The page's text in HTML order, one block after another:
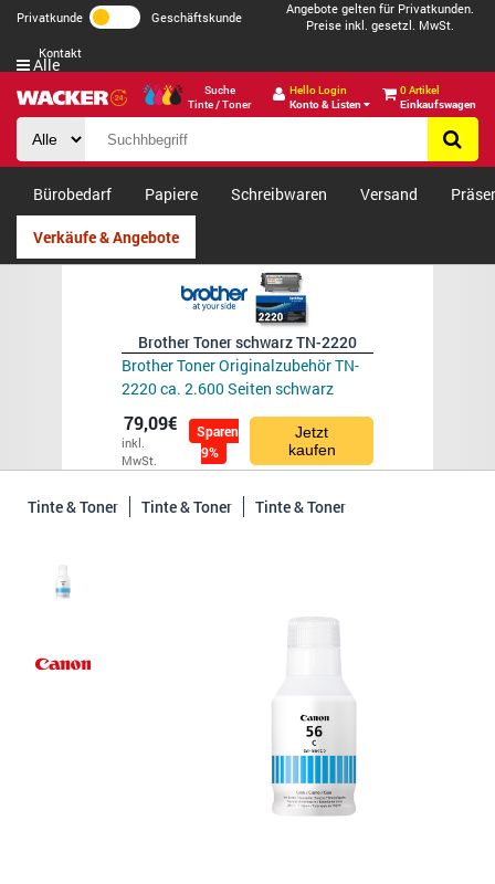
Privatkunde Geschäftskunde
Angebote gelten für Privatkunden.
Preise inkl. gesetzl. MwSt.
Kontakt
Suche
Tinte / Toner
Hello Login
Konto & Listen
0 Artikel
Einkaufswagen
Alle
Bürobedarf Papiere Schreibwaren Versand
Verkäufe & Angebote
Brother Toner schwarz TN-2220
Brother Toner Originalzubehör TN-
2220 ca. 2.600 Seiten schwarz
79,09€
inkl.
MwSt.
Sparen
9%
Jetzt
kaufen
Tinte & Toner Tinte & Toner Tinte & Toner